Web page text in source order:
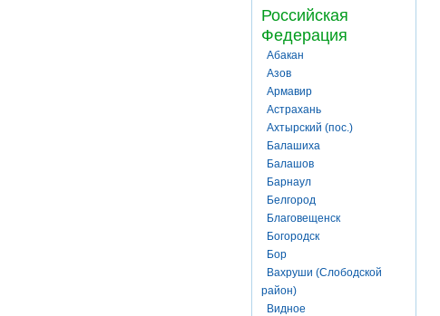
Российская
Федерация
Абакан
Азов
Армавир
Астрахань
Ахтырский (пос.)
Балашиха
Балашов
Барнаул
Белгород
Благовещенск
Богородск
Бор
Вахруши (Слободской
район)
Видное